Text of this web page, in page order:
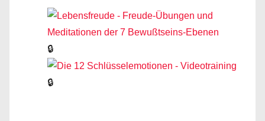
🔒
🔒